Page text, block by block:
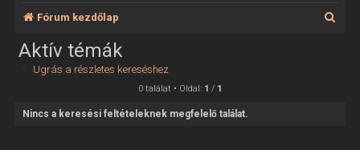
Fórum kezdőlap
Aktív témák
Ugrás a részletes kereséshez
0 találat • Oldal: 1 / 1
Nincs a keresési feltételeknek megfelelő találat.